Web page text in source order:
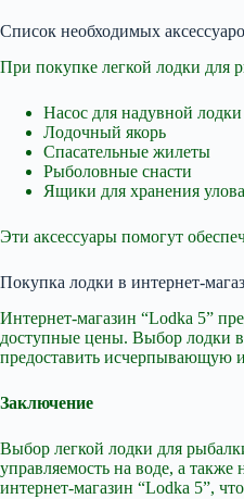
Список необходимых
При покупке легкой лодки для
Насос для надувной лодки
Лодочный якорь
Спасательные жилеты
Рыболовные снасти
Ящики для хранения улова
Эти аксессуары помогут
Покупка лодки в интернет-
Интернет-магазин “Lodka 5”
доступные цены. Выбор лодки в
предоставить исчерпывающую
Заключение
Выбор легкой лодки для
управляемость на воде, а
интернет-магазин “Lodka 5”,